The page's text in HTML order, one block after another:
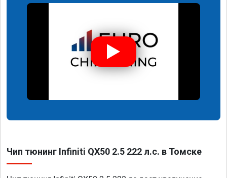
Чип тюнинг Infiniti QX50 2.5 222 л.с. в Томске